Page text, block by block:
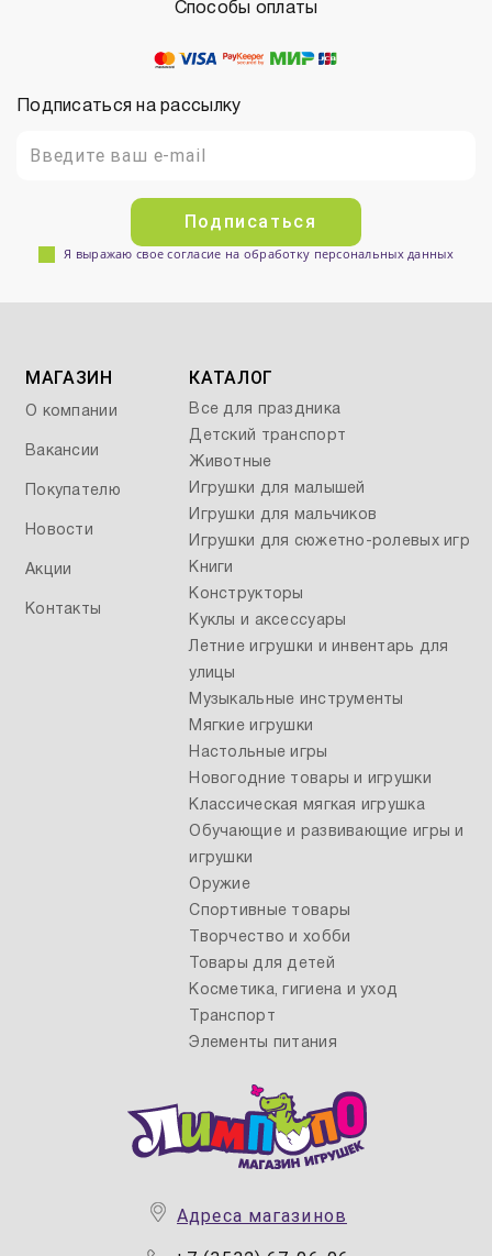
Подписаться на рассылку
Подписаться
Я выражаю свое согласие на обработку персональных данных
Способы оплаты
Адреса магазинов
МАГАЗИН
О компании
Вакансии
Покупателю
Новости
Акции
Контакты
КАТАЛОГ
Все для праздника
Детский транспорт
Животные
Игрушки для малышей
Игрушки для мальчиков
Игрушки для сюжетно-ролевых игр
Книги
Конструкторы
Куклы и аксессуары
Летние игрушки и инвентарь для
улицы
Музыкальные инструменты
Мягкие игрушки
Настольные игры
Новогодние товары и игрушки
Классическая мягкая игрушка
Обучающие и развивающие игры и
игрушки
Оружие
Спортивные товары
Творчество и хобби
Товары для детей
Косметика, гигиена и уход
Транспорт
Элементы питания